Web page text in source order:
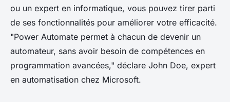
ou un expert en informatique, vous pouvez tirer parti
de ses fonctionnalités pour améliorer votre efficacité.
"Power Automate permet à chacun de devenir un
automateur, sans avoir besoin de compétences en
programmation avancées," déclare John Doe, expert
en automatisation chez Microsoft.